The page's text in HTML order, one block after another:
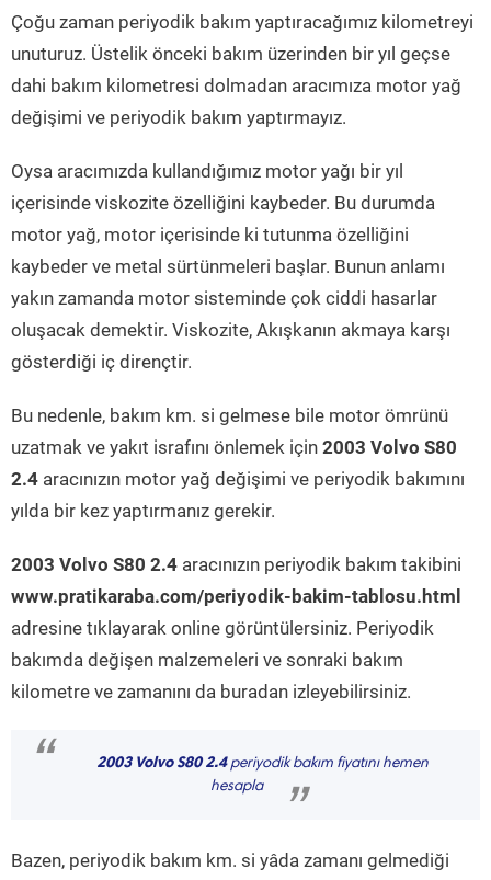
Çoğu zaman periyodik bakım yaptıracağımız kilometreyi
unuturuz. Üstelik önceki bakım üzerinden bir yıl geçse
dahi bakım kilometresi dolmadan aracımıza motor yağ
değişimi ve periyodik bakım yaptırmayız.
Oysa aracımızda kullandığımız motor yağı bir yıl
içerisinde viskozite özelliğini kaybeder. Bu durumda
motor yağ, motor içerisinde ki tutunma özelliğini
kaybeder ve metal sürtünmeleri başlar. Bunun anlamı
yakın zamanda motor sisteminde çok ciddi hasarlar
oluşacak demektir. Viskozite, Akışkanın akmaya karşı
gösterdiği iç dirençtir.
Bu nedenle, bakım km. si gelmese bile motor ömrünü
uzatmak ve yakıt israfını önlemek için 2003 Volvo S80
2.4 aracınızın motor yağ değişimi ve periyodik bakımını
yılda bir kez yaptırmanız gerekir.
2003 Volvo S80 2.4 aracınızın periyodik bakım takibini
www.pratikaraba.com/periyodik-bakim-tablosu.html
adresine tıklayarak online görüntülersiniz. Periyodik
bakımda değişen malzemeleri ve sonraki bakım
kilometre ve zamanını da buradan izleyebilirsiniz.
“ 2003 Volvo S80 2.4periyodik bakım fiyatını hemen
hesapla
”
Bazen, periyodik bakım km. si yâda zamanı gelmediği